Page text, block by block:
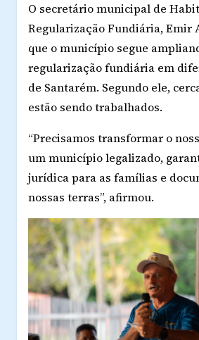
O secretário municipal de
Regularização Fundiária, Emir
que o município segue
regularização fundiária em
de Santarém. Segundo ele,
estão sendo trabalhados.
“Precisamos transformar o
um município legalizado,
jurídica para as famílias e
nossas terras”, afirmou.